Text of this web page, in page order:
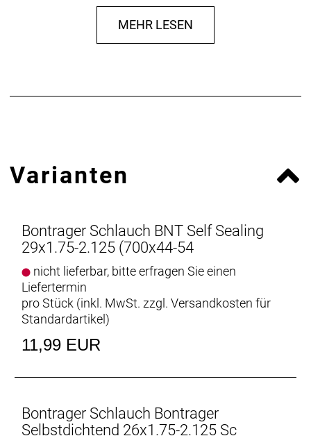
MEHR LESEN
Varianten
Bontrager Schlauch BNT Self Sealing
29x1.75-2.125 (700x44-54
nicht lieferbar, bitte erfragen Sie einen
Liefertermin
pro Stück (inkl. MwSt. zzgl. Versandkosten für
Standardartikel)
11,99 EUR
Bontrager Schlauch Bontrager
Selbstdichtend 26x1.75-2.125 Sc